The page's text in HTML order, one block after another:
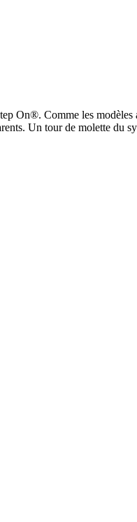
On®. Comme les modèles
Un tour de molette du